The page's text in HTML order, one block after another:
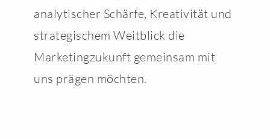
analytischer Schärfe, Kreativität und
strategischem Weitblick die
Marketingzukunft gemeinsam mit
uns prägen möchten.